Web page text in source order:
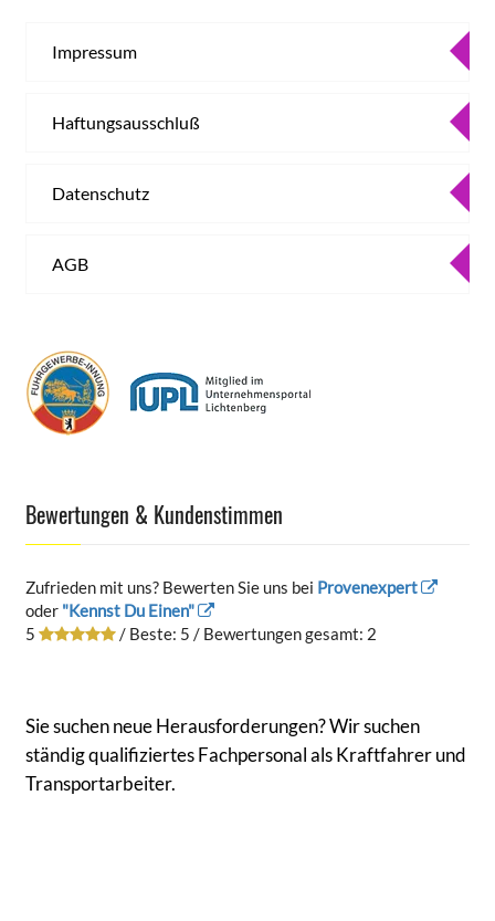
Impressum
Haftungsausschluß
Datenschutz
AGB
Bewertungen & Kundenstimmen
Zufrieden mit uns? Bewerten Sie uns bei Provenexpert
oder "Kennst Du Einen"
5
/ Beste: 5 / Bewertungen gesamt: 2
Sie suchen neue Herausforderungen? Wir suchen
ständig qualifiziertes Fachpersonal als Kraftfahrer und
Transportarbeiter.